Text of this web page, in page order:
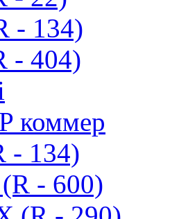
- 134)
- 404)
коммер
- 134)
- 600)